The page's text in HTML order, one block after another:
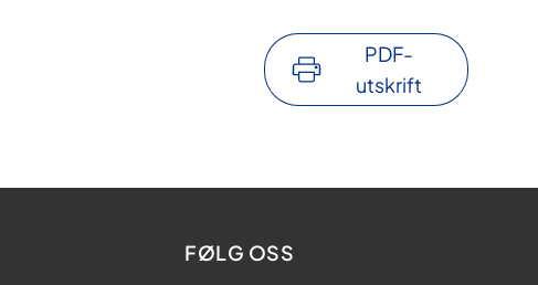
PDF-
utskrift
FØLG OSS